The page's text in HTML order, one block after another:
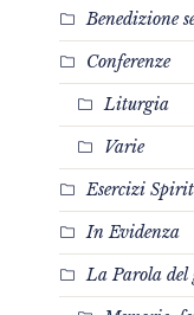
Benedizione
Conferenze
Liturgia
Varie
Esercizi
In Evidenza
La Parola del